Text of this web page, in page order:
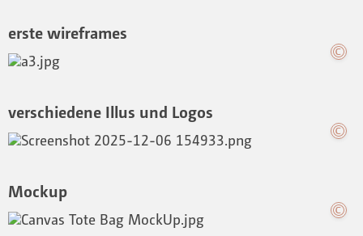
erste wireframes
verschiedene Illus und Logos
Mockup